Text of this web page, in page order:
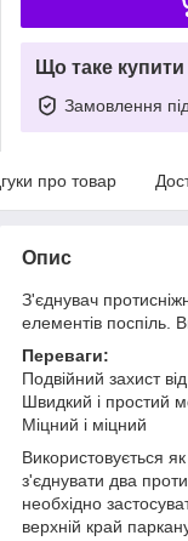
Що таке
Замовлення
про товар
Опис
З'єднувач
елементів поспіль.
Переваги:
Подвійний захист від
Швидкий і простий
Міцний і міцний
Використовується
з'єднувати два
необхідно
верхній край